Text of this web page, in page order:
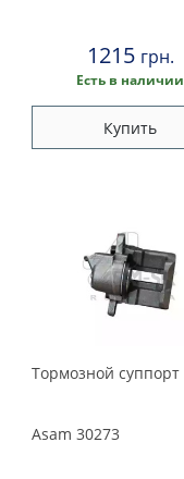
Toyota
Volkswagen
1215 грн.
Есть в наличии
Купить
Тормозной суппорт
Asam 30273